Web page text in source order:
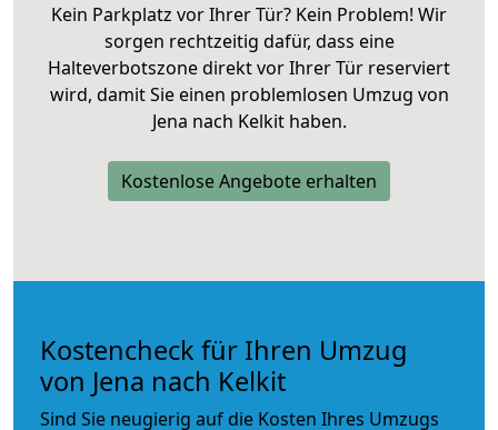
Kein Parkplatz vor Ihrer Tür? Kein Problem! Wir
sorgen rechtzeitig dafür, dass eine
Halteverbotszone direkt vor Ihrer Tür reserviert
wird, damit Sie einen problemlosen Umzug von
Jena nach Kelkit haben.
Kostenlose Angebote erhalten
Kostencheck für Ihren Umzug
von Jena nach Kelkit
Sind Sie neugierig auf die Kosten Ihres Umzugs